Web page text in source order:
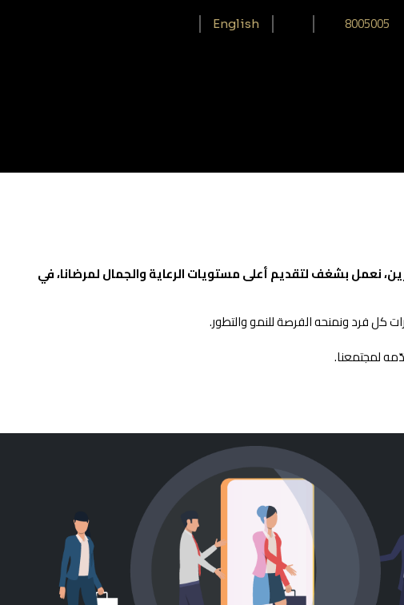
8005005‎
English
خدماتنا الأطباء
نعمل بشغف لتقديم أعلى مستويات الرعاية والجمال لمرضانا، في
كل فرد ونمنحه الفرصة للنمو والتطور.
لمجتمعنا.